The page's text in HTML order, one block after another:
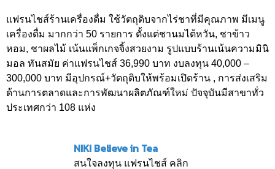
แฟรนไชส์ร้านเครื่องดื่ม ใช้วัตถุดิบจากไร่ชาที่มีคุณภาพ มีเมนู
เครื่องดื่ม มากกว่า 50 รายการ ตั้งแต่ชานมไต้หวัน, ชาข้าว
หอม, ชาผลไม้ เน้นแพ็กเกจจิ้งสวยงาม รูปแบบร้านเน้นความมินิ
มอล ทันสมัย ค่าแฟรนไชส์ 36,990 บาท งบลงทุน 40,000 –
300,000 บาท มีอุปกรณ์+วัตถุดิบให้พร้อมเปิดร้าน , การส่งเสริม
ด้านการตลาดและการพัฒนาผลิตภัณฑ์ใหม่ ปัจจุบันมีสาขาทั่ว
ประเทศกว่า 108 แห่ง
NIKI Believe in Tea
สนใจลงทุน แฟรนไชส์ คลิก